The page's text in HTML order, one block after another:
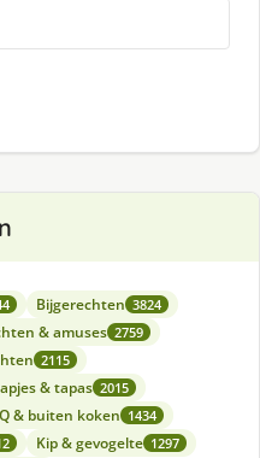
Bijgerechten 3824
& amuses 2759
2115
& tapas 2015
& buiten koken 1434
Kip & gevogelte 1297